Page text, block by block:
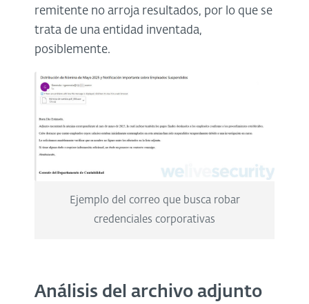
remitente no arroja resultados, por lo que se
trata de una entidad inventada,
posiblemente.
Ejemplo del correo que busca robar
credenciales corporativas
Análisis del archivo adjunto